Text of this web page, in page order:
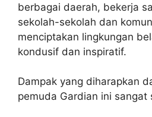
berbagai daerah, bekerja
sekolah-sekolah dan
menciptakan lingkungan
kondusif dan inspiratif.
Dampak yang diharapkan
pemuda Gardian ini sangat